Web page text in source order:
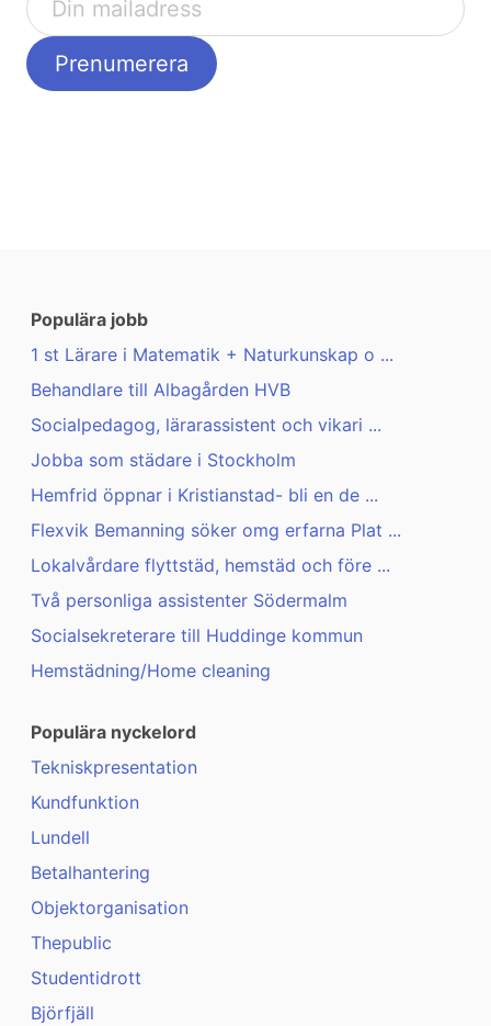
Populära jobb
1 st Lärare i Matematik + Naturkunskap o ...
Behandlare till Albagården HVB
Socialpedagog, lärarassistent och vikari ...
Jobba som städare i Stockholm
Hemfrid öppnar i Kristianstad- bli en de ...
Flexvik Bemanning söker omg erfarna Plat ...
Lokalvårdare flyttstäd, hemstäd och före ...
Två personliga assistenter Södermalm
Socialsekreterare till Huddinge kommun
Hemstädning/Home cleaning
Populära nyckelord
Tekniskpresentation
Kundfunktion
Lundell
Betalhantering
Objektorganisation
Thepublic
Studentidrott
Björfjäll